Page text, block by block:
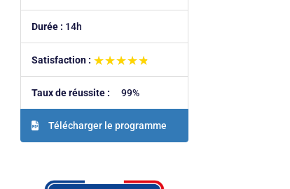
Durée : 14h
Satisfaction : ★★★★★
★★★★★
Taux de réussite : 99%
Télécharger le programme